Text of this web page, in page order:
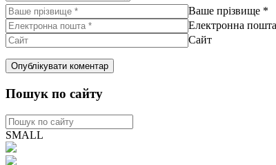
Ваше прізвище *
Електронна пошта
Сайт
Пошук по сайту
SMALL